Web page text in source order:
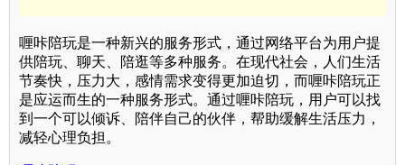
喱咔陪玩是一种新兴的服务形式，通过网络平台为用户提
供陪玩、聊天、陪逛等多种服务。在现代社会，人们生活
节奏快，压力大，感情需求变得更加迫切，而喱咔陪玩正
是应运而生的一种服务形式。通过喱咔陪玩，用户可以找
到一个可以倾诉、陪伴自己的伙伴，帮助缓解生活压力，
减轻心理负担。